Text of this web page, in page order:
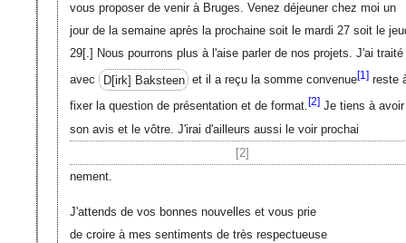
vous proposer de venir à Bruges. Venez déjeuner chez moi un
jour de la semaine après la prochaine soit le mardi 27 soit le
29[.] Nous pourrons plus à l'aise parler de nos projets. J'ai traité
avec
D[irk] Baksteen et il a reçu la somme convenue[1] reste
fixer la question de présentation et de format.[2]Je tiens à avoir
son avis et le vôtre. J'irai d'ailleurs aussi le voir prochai
[2]
nement.
J'attends de vos bonnes nouvelles et vous prie
de croire à mes sentiments de très respectueuse